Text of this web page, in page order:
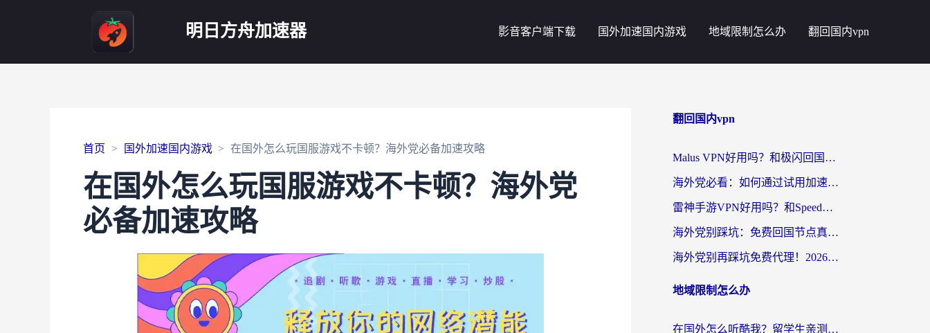
明日方舟加速器 影音客户端下载 国外加速国内游戏 地域限制怎么办 翻回国内vpn
首页 国外加速国内游戏 在国外怎么玩国服游戏不卡顿？海外党必备加速攻略
在国外怎么玩国服游戏不卡顿？海外党
必备加速攻略
翻回国内vpn
Malus VPN好用吗？和极闪回国VPN对比哪个回国效果更好？海外党亲测3款加速器+避坑指南
海外党必看：如何通过试用加速器解决国内APP地区限制？附2026最新对比测评
雷神手游VPN好用吗？和SpeedCN VPN对比哪个回国效果更好？海外党亲测3款加速器+避坑指南
海外党别踩坑：免费回国节点真的靠谱吗？教你选对加速器无缝访问国内资源
海外党别再踩坑免费代理！2026回国加速器全攻略：从选线到避坑，无缝访问国内资源
地域限制怎么办
在国外怎么听酷我？留学生亲测：用对加速器就能畅听国内音乐听书